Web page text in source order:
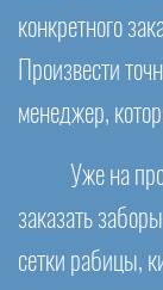
конкретного
Произвести
менеджер,
Уже на
заказать
сетки рабицы,